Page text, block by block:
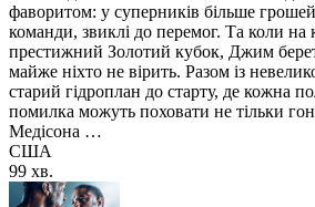
фаворитом: у суперників більше
команди, звиклі до перемог. Та коли на
престижний Золотий кубок, Джим
майже ніхто не вірить. Разом із
старий гідроплан до старту, де кожна
помилка можуть поховати не тільки
Медісона …
США
99 хв.